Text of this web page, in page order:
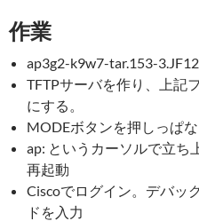
作業
ap3g2-k9w7-tar.153-
TFTPサーバを作り、上記
にする。
MODEボタンを押しっぱ
ap: というカーソルで立ち
再起動
Ciscoでログイン。デバッ
ドを入力